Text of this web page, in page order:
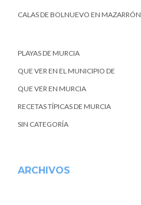
CALAS DE BOLNUEVO EN MAZARRÓN
PLAYAS DE MURCIA
QUE VER EN EL MUNICIPIO DE
QUE VER EN MURCIA
RECETAS TÍPICAS DE MURCIA
SIN CATEGORÍA
ARCHIVOS